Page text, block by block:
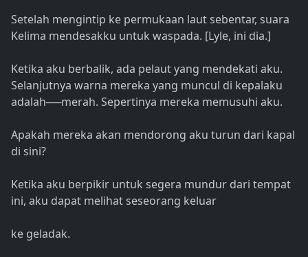
Setelah mengintip ke permukaan laut sebentar, suara
Kelima mendesakku untuk waspada. [Lyle, ini dia.]
Ketika aku berbalik, ada pelaut yang mendekati aku.
Selanjutnya warna mereka yang muncul di kepalaku
adalah──merah. Sepertinya mereka memusuhi aku.
Apakah mereka akan mendorong aku turun dari kapal
di sini?
Ketika aku berpikir untuk segera mundur dari tempat
ini, aku dapat melihat seseorang keluar
ke geladak.